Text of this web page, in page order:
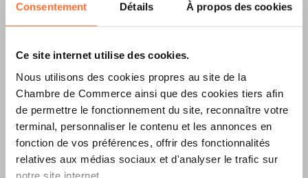
Consentement Détails À propos des cookies
Ce site internet utilise des cookies.
Nous utilisons des cookies propres au site de la
Chambre de Commerce ainsi que des cookies tiers afin
de permettre le fonctionnement du site, reconnaître votre
terminal, personnaliser le contenu et les annonces en
fonction de vos préférences, offrir des fonctionnalités
relatives aux médias sociaux et d'analyser le trafic sur
notre site internet.
Merkur Magazine
L’ÉDITIONÉTÉ
2026EST
DISPONIBLE !